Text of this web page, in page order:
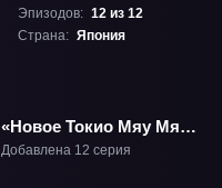
Эпизодов: 12 из 12
Страна: Япония
«Новое Токио Мяу Мяу
2» ТВ-2
Добавлена 12 серия